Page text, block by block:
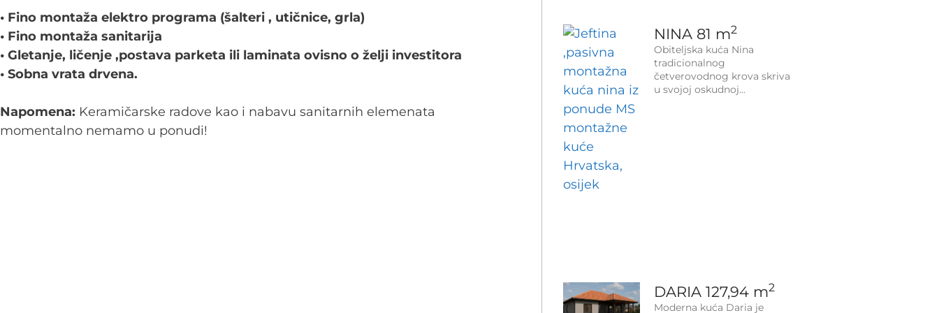
• Fino montaža elektro programa (šalteri , utičnice, grla)
• Fino montaža sanitarija
• Gletanje, ličenje ,postava parketa ili laminata ovisno o želji investitora
• Sobna vrata drvena.
Napomena: Keramičarske radove kao i nabavu sanitarnih elemenata
momentalno nemamo u ponudi!
NINA 81 m2
Obiteljska kuća Nina
tradicionalnog
četverovodnog krova skriva
u svojoj oskudnoj
DARIA 127,94 m2
Moderna kuća Daria je